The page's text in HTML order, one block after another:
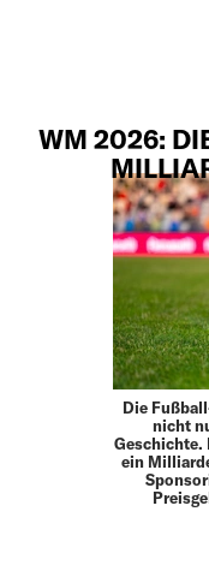
WM 2026:
Die
nicht
Geschichte.
ein